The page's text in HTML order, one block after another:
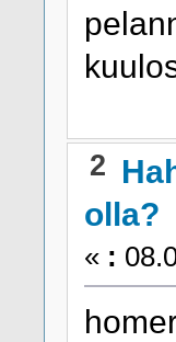
2
olla?
« :